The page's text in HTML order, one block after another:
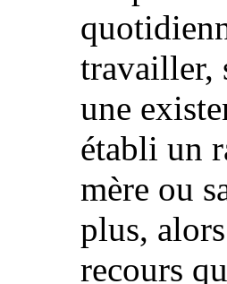
travailler,
une
établi un
mère ou
plus,
recours